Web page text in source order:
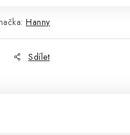
Hanny
Sdílet